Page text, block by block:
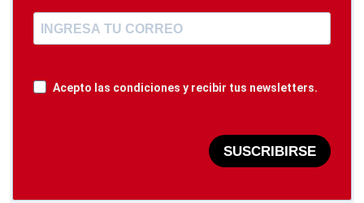
Acepto las condiciones y recibir tus newsletters.
SUSCRIBIRSE